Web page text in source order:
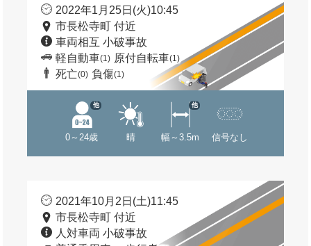
2022年1月25日(火)10:45
市長松寺町 付近
車両相互 小破事故
軽自動車(1) 原付自転車(1)
死亡(0) 負傷(1)
0～24歳
他
晴 幅～3.5m
他
信号なし
2021年10月2日(土)11:45
市長松寺町 付近
人対車両 小破事故